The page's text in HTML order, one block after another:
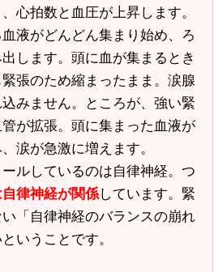
心拍数と血圧が上昇します。
液がどんどん集まり始め、ろ
します。頭に血が集まるとき
張のため縮まったまま。涙腺
みません。ところが、強い緊
が拡張。頭に集まった血液が
涙が急激に増えます。
ルしているのは自律神経。つ
律神経が関係しています。緊
「自律神経のバランスの崩れ
いうことです。